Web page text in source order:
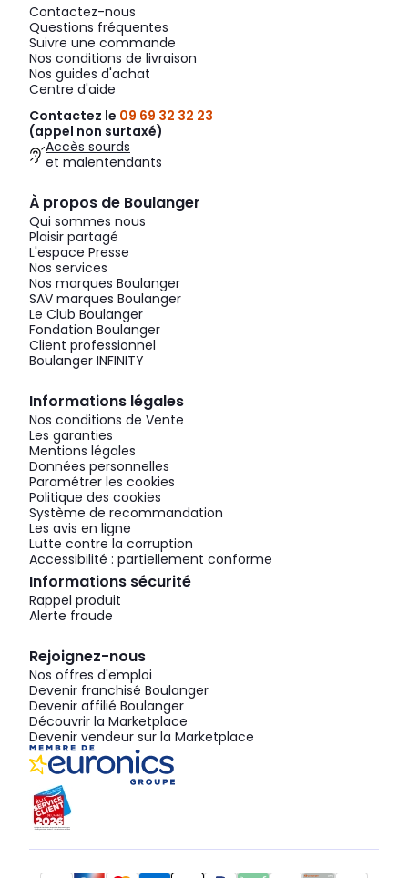
Contactez-nous
Questions fréquentes
Suivre une commande
Nos conditions de livraison
Nos guides d'achat
Centre d'aide
Contactez le 09 69 32 32 23
(appel non surtaxé)
Accès sourds
et malentendants
À propos de Boulanger
Qui sommes nous
Plaisir partagé
L'espace Presse
Nos services
Nos marques Boulanger
SAV marques Boulanger
Le Club Boulanger
Fondation Boulanger
Client professionnel
Boulanger INFINITY
Informations légales
Nos conditions de Vente
Les garanties
Mentions légales
Données personnelles
Paramétrer les cookies
Politique des cookies
Système de recommandation
Les avis en ligne
Lutte contre la corruption
Accessibilité : partiellement conforme
Informations sécurité
Rappel produit
Alerte fraude
Rejoignez-nous
Nos offres d'emploi
Devenir franchisé Boulanger
Devenir affilié Boulanger
Découvrir la Marketplace
Devenir vendeur sur la Marketplace